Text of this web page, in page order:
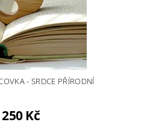
- SRDCE PŘÍRODNÍ
250 Kč